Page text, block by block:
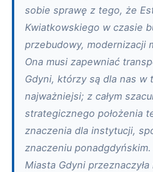
sobie sprawę z tego, że
Kwiatkowskiego w czasie
przebudowy, modernizacji
Ona musi zapewniać
Gdyni, którzy są dla nas w
najważniejsi; z całym
strategicznego położenia
znaczenia dla instytucji,
znaczeniu ponadgdyńskim.
Miasta Gdyni